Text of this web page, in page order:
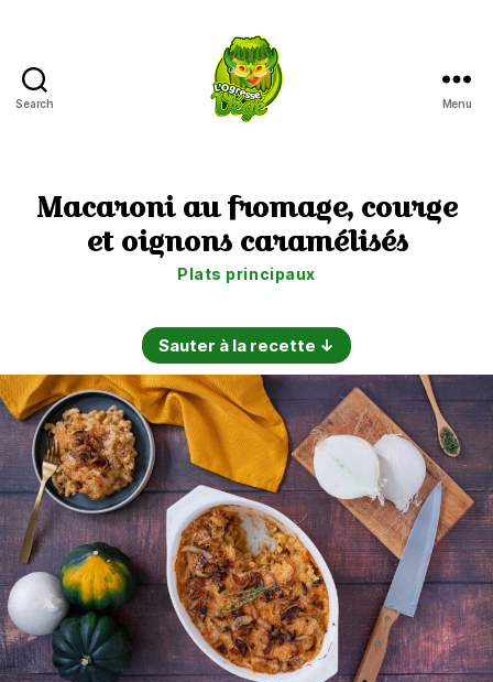
Search Menu
Macaroni au fromage, courge
et oignons caramélisés
Catégories
Plats principaux
Sauter à la recette ↓